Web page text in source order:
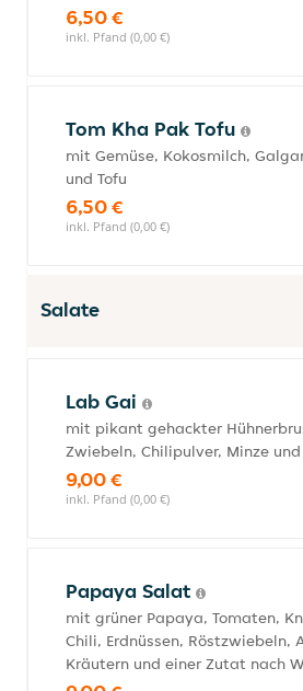
6,50 €
inkl. Pfand (0,00 €)
Tom Kha Pak Tofu
mit Gemüse, Kokosmilch,
und Tofu
6,50 €
inkl. Pfand (0,00 €)
Salate
Lab Gai
mit pikant gehackter
Zwiebeln, Chilipulver, Minze
9,00 €
inkl. Pfand (0,00 €)
Papaya Salat
mit grüner Papaya, Tomaten,
Chili, Erdnüssen, Röstzwiebeln,
Kräutern und einer Zutat nach